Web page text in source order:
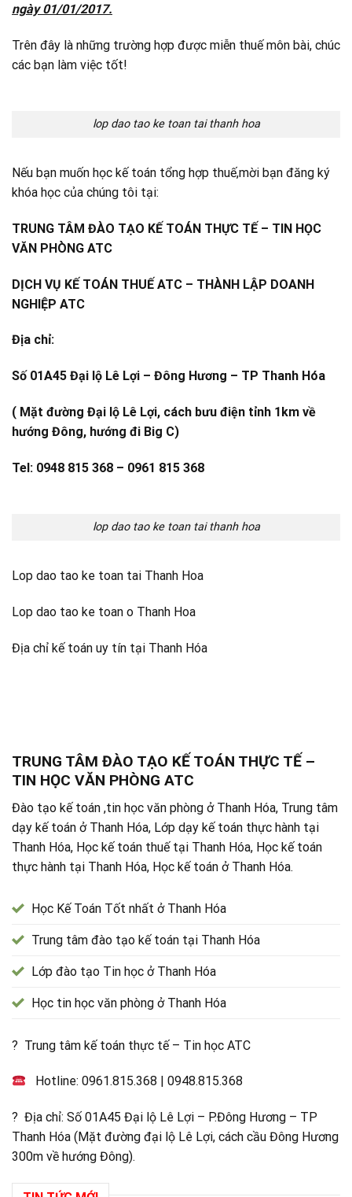
ngày 01/01/2017.
Trên đây là những trường hợp được miễn thuế môn bài, chúc
các bạn làm việc tốt!
lop dao tao ke toan tai thanh hoa
Nếu bạn muốn học kế toán tổng hợp thuế,mời bạn đăng ký
khóa học của chúng tôi tại:
TRUNG TÂM ĐÀO TẠO KẾ TOÁN THỰC TẾ – TIN HỌC
VĂN PHÒNG ATC
DỊCH VỤ KẾ TOÁN THUẾ ATC – THÀNH LẬP DOANH
NGHIỆP ATC
Địa chỉ:
Số 01A45 Đại lộ Lê Lợi – Đông Hương – TP Thanh Hóa
( Mặt đường Đại lộ Lê Lợi, cách bưu điện tỉnh 1km về
hướng Đông, hướng đi Big C)
Tel: 0948 815 368 – 0961 815 368
lop dao tao ke toan tai thanh hoa
Lop dao tao ke toan tai Thanh Hoa
Lop dao tao ke toan o Thanh Hoa
Địa chỉ kế toán uy tín tại Thanh Hóa
TRUNG TÂM ĐÀO TẠO KẾ TOÁN THỰC TẾ –
TIN HỌC VĂN PHÒNG ATC
Đào tạo kế toán ,tin học văn phòng ở Thanh Hóa, Trung tâm
dạy kế toán ở Thanh Hóa, Lớp dạy kế toán thực hành tại
Thanh Hóa, Học kế toán thuế tại Thanh Hóa, Học kế toán
thực hành tại Thanh Hóa, Học kế toán ở Thanh Hóa.
Học Kế Toán Tốt nhất ở Thanh Hóa
Trung tâm đào tạo kế toán tại Thanh Hóa
Lớp đào tạo Tin học ở Thanh Hóa
Học tin học văn phòng ở Thanh Hóa
? Trung tâm kế toán thực tế – Tin học ATC
Hotline:0961.815.368 |0948.815.368
? Địa chỉ: Số 01A45 Đại lộ Lê Lợi – P.Đông Hương – TP
Thanh Hóa (Mặt đường đại lộ Lê Lợi, cách cầu Đông Hương
300m về hướng Đông).